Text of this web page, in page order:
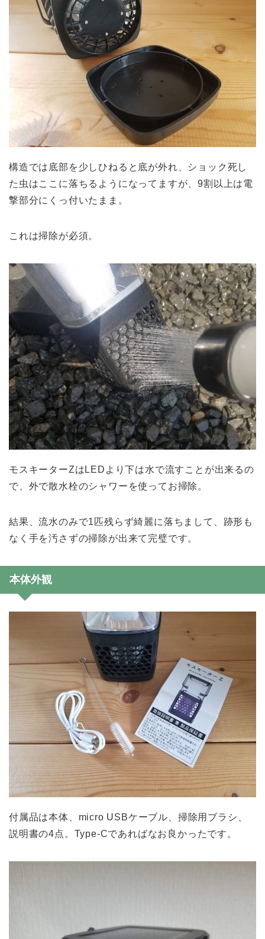
構造では底部を少しひねると底が外れ、ショック死し
た虫はここに落ちるようになってますが、9割以上は電
撃部分にくっ付いたまま。
これは掃除が必須。
モスキーターZはLEDより下は水で流すことが出来るの
で、外で散水栓のシャワーを使ってお掃除。
結果、流水のみで1匹残らず綺麗に落ちまして、跡形も
なく手を汚さずの掃除が出来て完璧です。
本体外観
付属品は本体、micro USBケーブル、掃除用ブラシ、
説明書の4点。Type-Cであればなお良かったです。